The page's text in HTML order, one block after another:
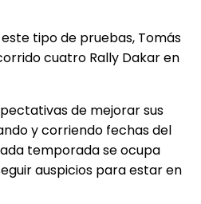
tipo de pruebas, Tomás
cuatro Rally Dakar en
de mejorar sus
y corriendo fechas del
temporada se ocupa
auspicios para estar en